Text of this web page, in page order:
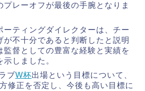
プレーオフが最後の手腕となりま
ーティングダイレクターは、チー
が不十分であると判断したと説明
監督としての豊富な経験と実績を
しました。
ブW杯出場という目標について、
修正を否定し、今後も高い目標に